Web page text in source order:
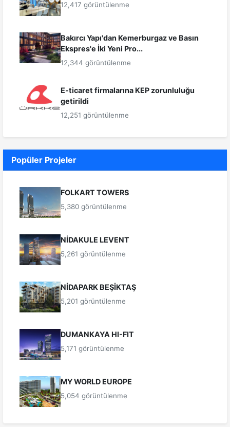
12,417 görüntülenme
Bakırcı Yapı'dan Kemerburgaz ve Basın
Ekspres'e İki Yeni Pro...
12,344 görüntülenme
E-ticaret firmalarına KEP zorunluluğu
getirildi
12,251 görüntülenme
Popüler Projeler
FOLKART TOWERS
5,380 görüntülenme
NİDAKULE LEVENT
5,261 görüntülenme
NİDAPARK BEŞİKTAŞ
5,201 görüntülenme
DUMANKAYA HI-FIT
5,171 görüntülenme
MY WORLD EUROPE
5,054 görüntülenme